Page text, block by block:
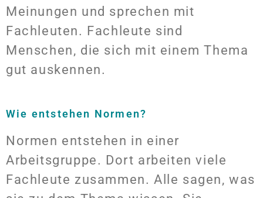
Meinungen und sprechen mit
Fachleuten. Fachleute sind
Menschen, die sich mit einem Thema
gut auskennen.
Wie entstehen Normen?
Normen entstehen in einer
Arbeitsgruppe. Dort arbeiten viele
Fachleute zusammen. Alle sagen, was